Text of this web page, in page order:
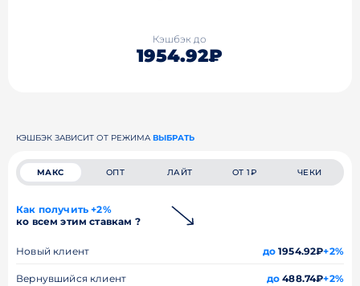
Кэшбэк до
1954.92₽
КЭШБЭК ЗАВИСИТ ОТ РЕЖИМА ВЫБРАТЬ
МАКС ОПТ ЛАЙТ ОТ 1₽ ЧЕКИ
Как получить +2%
ко всем этим ставкам ?
Новый клиент до1954.92₽+2%
Вернувшийся клиент до 488.74₽+2%